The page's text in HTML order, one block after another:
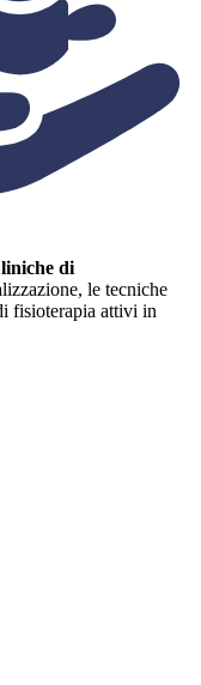
di
le tecniche
fisioterapia attivi in